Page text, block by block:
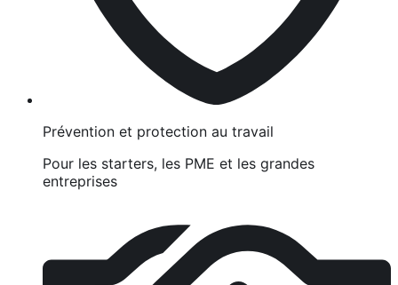
Prévention et protection au travail
Pour les starters, les PME et les grandes
entreprises